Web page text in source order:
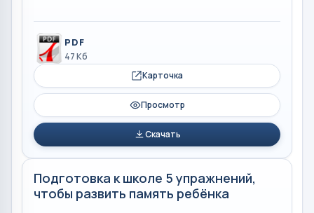
PDF
47 Кб
Карточка
Просмотр
Скачать
Подготовка к школе 5 упражнений,
чтобы развить память ребёнка